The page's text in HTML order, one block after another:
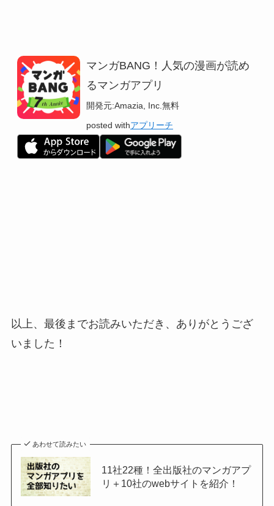
マンガBANG！人気の漫画が読め
るマンガアプリ
開発元:Amazia, Inc. 無料
posted withアプリーチ
以上、最後までお読みいただき、ありがとうござ
いました！
あわせて読みたい
11社22種！全出版社のマンガアプ
リ＋10社のwebサイトを紹介！